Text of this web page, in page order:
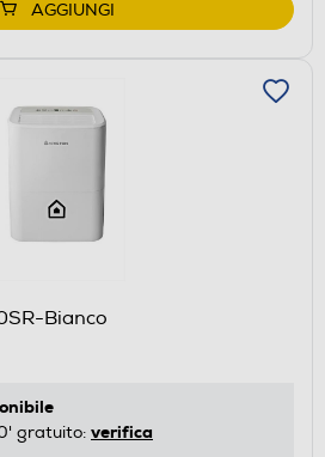
AGGIUNGI
Bianco
gratuito: verifica